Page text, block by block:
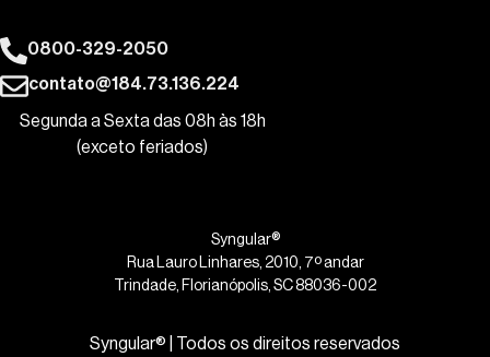
0800-329-2050
contato@184.73.136.224
Segunda a Sexta das 08h às 18h
(exceto feriados)
Syngular®
Rua Lauro Linhares, 2010, 7º andar
Trindade, Florianópolis, SC 88036-002
Syngular® | Todos os direitos reservados